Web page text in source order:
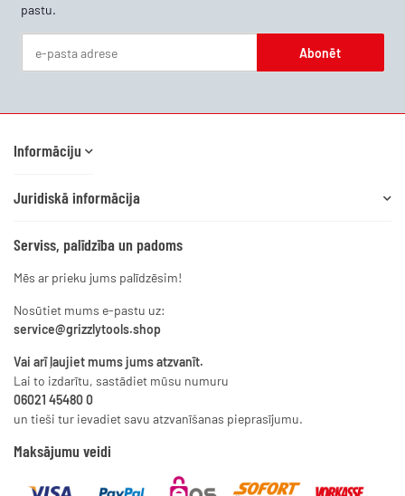
pastu.
Abonēt
Informāciju
Juridiskā informācija
Serviss, palīdzība un padoms
Mēs ar prieku jums palīdzēsim!
Nosūtiet mums e-pastu uz:
service@grizzlytools.shop
Vai arī ļaujiet mums jums atzvanīt.
Lai to izdarītu, sastādiet mūsu numuru
06021 45480 0
un tieši tur ievadiet savu atzvanīšanas pieprasījumu.
Maksājumu veidi